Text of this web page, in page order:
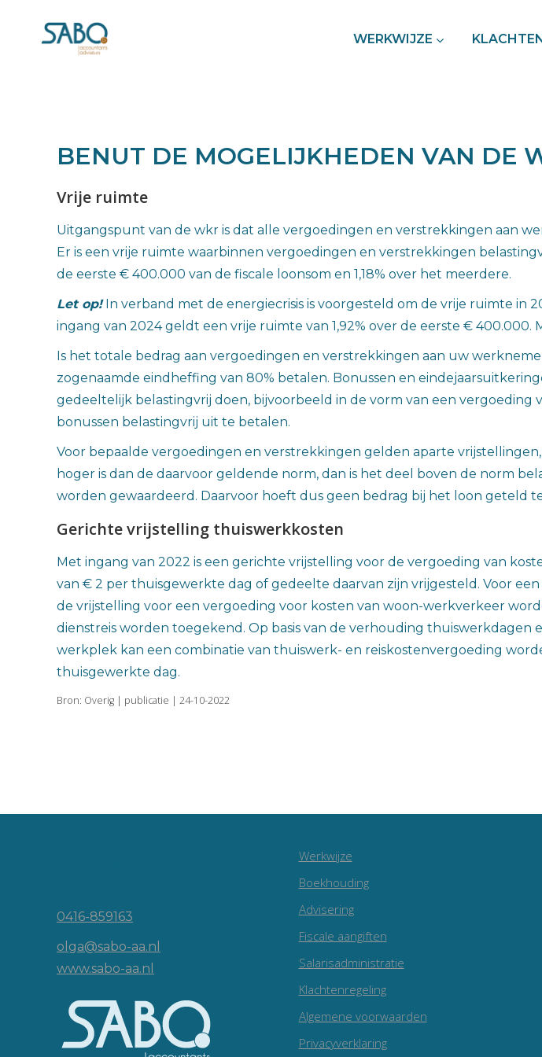
WERKWIJZE
BENUT DE MOGELIJKHEDEN VAN DE
Vrije ruimte
Uitgangspunt van de wkr is dat alle vergoedingen en verstrekkingen aan
Er is een vrije ruimte waarbinnen vergoedingen en verstrekkingen
de eerste € 400.000 van de fiscale loonsom en 1,18% over het meerdere.
Let op!In verband met de energiecrisis is voorgesteld om de vrije ruimte in
ingang van 2024 geldt een vrije ruimte van 1,92% over de eerste € 400.000.
Is het totale bedrag aan vergoedingen en verstrekkingen aan uw
zogenaamde eindheffing van 80% betalen. Bonussen en
gedeeltelijk belastingvrij doen, bijvoorbeeld in de vorm van een
bonussen belastingvrij uit te betalen.
Voor bepaalde vergoedingen en verstrekkingen gelden aparte
hoger is dan de daarvoor geldende norm, dan is het deel boven de norm
worden gewaardeerd. Daarvoor hoeft dus geen bedrag bij het loon geteld
Gerichte vrijstelling thuiswerkkosten
Met ingang van 2022 is een gerichte vrijstelling voor de vergoeding van
van € 2 per thuisgewerkte dag of gedeelte daarvan zijn vrijgesteld. Voor
de vrijstelling voor een vergoeding voor kosten van woon-werkverkeer
dienstreis worden toegekend. Op basis van de verhouding thuiswerkdagen
werkplek kan een combinatie van thuiswerk- en reiskostenvergoeding
thuisgewerkte dag.
Bron: Overig | publicatie | 24-10-2022
0416-859163
olga@sabo-aa.nl
www.sabo-aa.nl
Werkwijze
Boekhouding
Advisering
Fiscale aangiften
Salarisadministratie
Klachtenregeling
Algemene voorwaarden
Privacyverklaring